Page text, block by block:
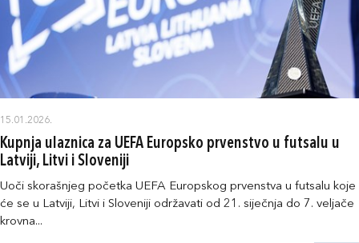
15.01.2026.
Kupnja ulaznica za UEFA Europsko prvenstvo u futsalu u
Latviji, Litvi i Sloveniji
Uoči skorašnjeg početka UEFA Europskog prvenstva u futsalu koje
će se u Latviji, Litvi i Sloveniji održavati od 21. siječnja do 7. veljače
krovna...